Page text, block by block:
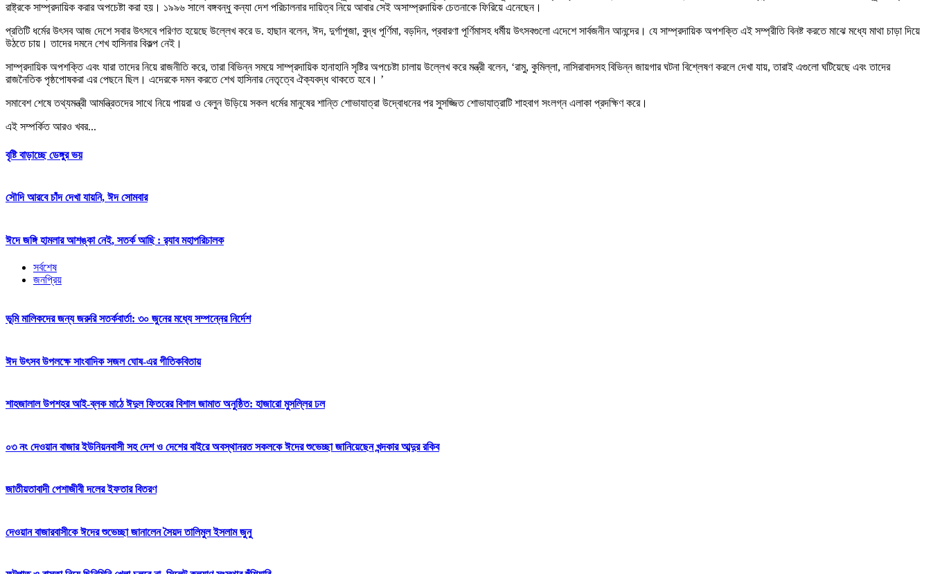
রাষ্ট্রকে সাম্প্রদায়িক করার অপচেষ্টা করা হয়। ১৯৯৬ সালে বঙ্গবন্ধু কন্যা দেশ পরিচালনার দায়িত্ব নিয়ে আবার সেই অসাম্প্রদায়িক চেতনাকে ফিরিয়ে এনেছেন।
প্রতিটি ধর্মের উৎসব আজ দেশে সবার উৎসবে পরিণত হয়েছে উল্লেখ করে ড. হাছান বলেন, ঈদ, দুর্গাপূজা, বুদ্ধ পূর্ণিমা, বড়দিন, প্রবারণা পূর্ণিমাসহ ধর্মীয় উৎসবগুলো এদেশে সার্বজনীন আনন্দের। যে সাম্প্রদায়িক অপশক্তি এই সম্প্রীতি বিনষ্ট করতে মাঝে মধ্যে মাথা চাড়া দিয়ে
উঠতে চায়। তাদের দমনে শেখ হাসিনার বিকল্প নেই।
সাম্প্রদায়িক অপশক্তি এবং যারা তাদের নিয়ে রাজনীতি করে, তারা বিভিন্ন সময়ে সাম্প্রদায়িক হানাহানি সৃষ্টির অপচেষ্টা চালায় উল্লেখ করে মন্ত্রী বলেন, ‘রামু, কুমিল্লা, নাসিরাবাদসহ বিভিন্ন জায়গার ঘটনা বিশ্লেষণ করলে দেখা যায়, তারাই এগুলো ঘটিয়েছে এবং তাদের
রাজনৈতিক পৃষ্ঠপোষকরা এর পেছনে ছিল। এদেরকে দমন করতে শেখ হাসিনার নেতৃত্বে ঐক্যবদ্ধ থাকতে হবে। ’
সমাবেশ শেষে তথ্যমন্ত্রী আমন্ত্রিতদের সাথে নিয়ে পায়রা ও বেলুন উড়িয়ে সকল ধর্মের মানুষের শান্তি শোভাযাত্রা উদ্বোধনের পর সুসজ্জিত শোভাযাত্রাটি শাহবাগ সংলগ্ন এলাকা প্রদক্ষিণ করে।
এই সম্পর্কিত আরও খবর...
বৃষ্টি বাড়াচ্ছে ডেঙ্গুর ভয়
সৌদি আরবে চাঁদ দেখা যায়নি, ঈদ সোমবার
ঈদে জঙ্গি হামলার আশঙ্কা নেই, সতর্ক আছি : র‌্যাব মহাপরিচালক
সর্বশেষ
জনপ্রিয়
ভূমি মালিকদের জন্য জরুরি সতর্কবার্তা: ৩০ জুনের মধ্যে সম্পন্নের নির্দেশ
ঈদ উৎসব উপলক্ষে সাংবাদিক সজল ঘোষ-এর গীতিকবিতায়
শাহজালাল উপশহর আই-ব্লক মাঠে ঈদুল ফিতরের বিশাল জামাত অনুষ্ঠিত: হাজারো মুসল্লির ঢল
০৩ নং দেওয়ান বাজার ইউনিয়নবাসী সহ দেশ ও দেশের বাইরে অবস্থানরত সকলকে ঈদের শুভেচ্ছা জানিয়েছেন খন্দকার আব্দুর রকিব
জাতীয়তাবাদী পেশাজীবী দলের ইফতার বিতরণ
দেওয়ান বাজারবাসীকে ঈদের শুভেচ্ছা জানালেন সৈয়দ তালিমুল ইসলাম জুনু